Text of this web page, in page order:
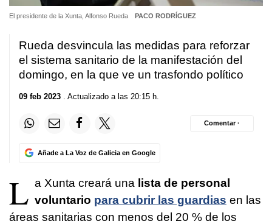
El presidente de la Xunta, Alfonso Rueda PACO RODRÍGUEZ
Rueda desvincula las medidas para reforzar
el sistema sanitario de la manifestación del
domingo, en la que ve un trasfondo político
09 feb 2023 . Actualizado a las 20:15 h.
Añade a La Voz de Galicia en Google
Comentar ·
L a Xunta creará una lista de personal
voluntario para cubrir las guardias en las
áreas sanitarias con menos del 20 % de los